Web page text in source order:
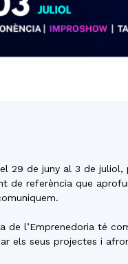
29 de juny al 3 de
de referència que
de l’Emprenedoria té
els seus projectes i